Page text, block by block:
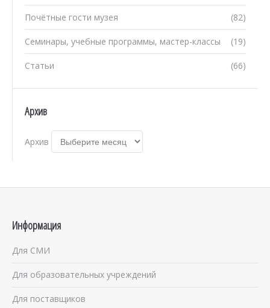
(82)
Почётные гости музея
(19)
Семинары, учебные программы, мастер-классы
(66)
Статьи
Архив
Архив
Информация
Для СМИ
Для образовательных учреждений
Для поставщиков